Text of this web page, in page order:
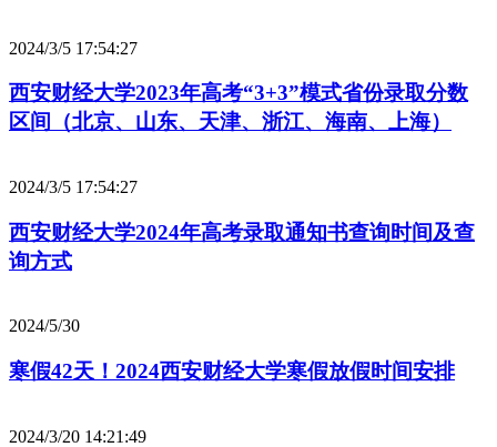
2024/3/5 17:54:27
西安财经大学2023年高考“3+3”模式省份录取分数
区间（北京、山东、天津、浙江、海南、上海）
2024/3/5 17:54:27
西安财经大学2024年高考录取通知书查询时间及查
询方式
2024/5/30
寒假42天！2024西安财经大学寒假放假时间安排
2024/3/20 14:21:49